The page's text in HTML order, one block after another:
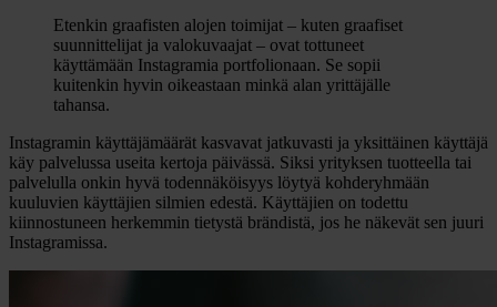
Etenkin graafisten alojen toimijat – kuten graafiset
suunnittelijat ja valokuvaajat – ovat tottuneet
käyttämään Instagramia portfolionaan. Se sopii
kuitenkin hyvin oikeastaan minkä alan yrittäjälle
tahansa.
Instagramin käyttäjämäärät kasvavat jatkuvasti ja yksittäinen käyttäjä
käy palvelussa useita kertoja päivässä. Siksi yrityksen tuotteella tai
palvelulla onkin hyvä todennäköisyys löytyä kohderyhmään
kuuluvien käyttäjien silmien edestä. Käyttäjien on todettu
kiinnostuneen herkemmin tietystä brändistä, jos he näkevät sen juuri
Instagramissa.